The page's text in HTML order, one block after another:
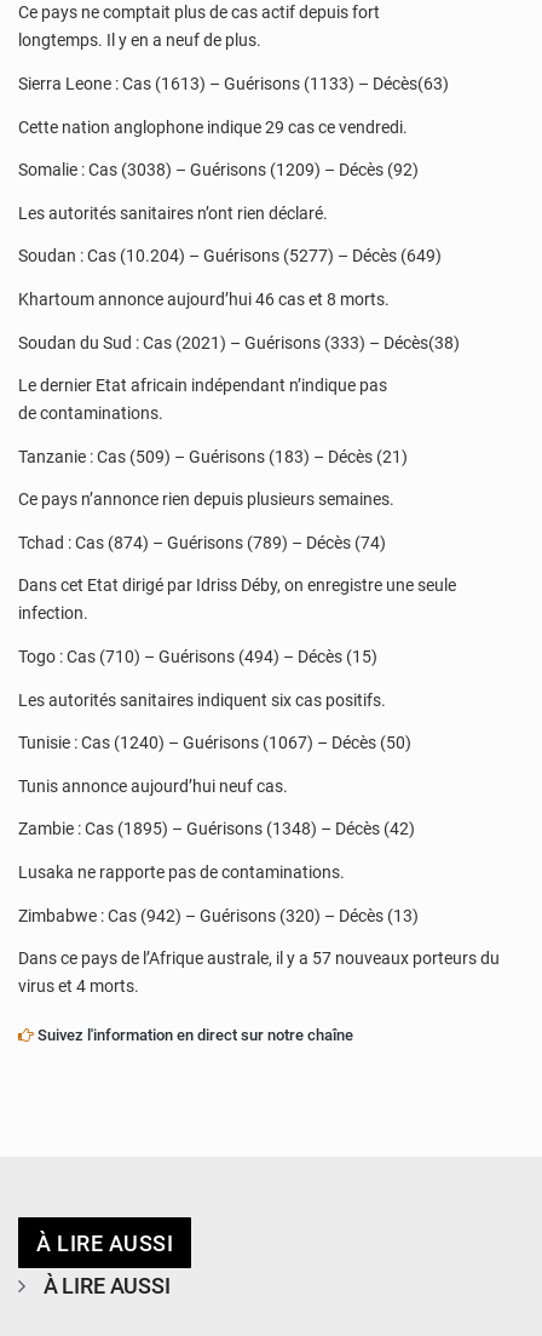
Ce pays ne comptait plus de cas actif depuis fort
longtemps. Il y en a neuf de plus.
Sierra Leone : Cas (1613) – Guérisons (1133) – Décès(63)
Cette nation anglophone indique 29 cas ce vendredi.
Somalie : Cas (3038) – Guérisons (1209) – Décès (92)
Les autorités sanitaires n’ont rien déclaré.
Soudan : Cas (10.204) – Guérisons (5277) – Décès (649)
Khartoum annonce aujourd’hui 46 cas et 8 morts.
Soudan du Sud : Cas (2021) – Guérisons (333) – Décès(38)
Le dernier Etat africain indépendant n’indique pas
de contaminations.
Tanzanie : Cas (509) – Guérisons (183) – Décès (21)
Ce pays n’annonce rien depuis plusieurs semaines.
Tchad : Cas (874) – Guérisons (789) – Décès (74)
Dans cet Etat dirigé par Idriss Déby, on enregistre une seule
infection.
Togo : Cas (710) – Guérisons (494) – Décès (15)
Les autorités sanitaires indiquent six cas positifs.
Tunisie : Cas (1240) – Guérisons (1067) – Décès (50)
Tunis annonce aujourd’hui neuf cas.
Zambie : Cas (1895) – Guérisons (1348) – Décès (42)
Lusaka ne rapporte pas de contaminations.
Zimbabwe : Cas (942) – Guérisons (320) – Décès (13)
Dans ce pays de l’Afrique australe, il y a 57 nouveaux porteurs du
virus et 4 morts.
Suivez l'information en direct sur notre chaîne
À LIRE AUSSI
À LIRE AUSSI